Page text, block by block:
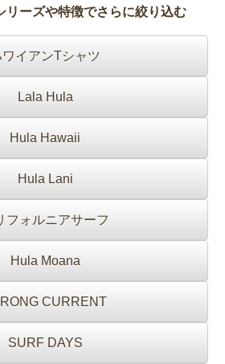
リーズや特徴でさらに絞り込む
ワイアンTシャツ
Lala Hula
Hula Hawaii
Hula Lani
フォルニアサーフ
Hula Moana
CURRENT
SURF DAYS